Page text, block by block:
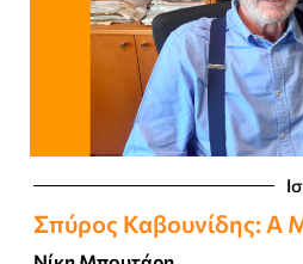
Σπύρος Καβουνίδης: A